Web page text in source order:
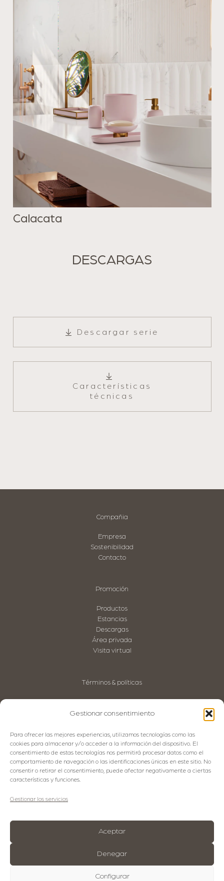
Gestionar consentimiento
Para ofrecer las mejores experiencias, utilizamos tecnologías como las
cookies para almacenar y/o acceder a la información del dispositivo. El
consentimiento de estas tecnologías nos permitirá procesar datos como el
comportamiento de navegación o las identificaciones únicas en este sitio. No
consentir o retirar el consentimiento, puede afectar negativamente a ciertas
características y funciones.
Gestionar los servicios
Aceptar
Denegar
Configurar
Calacata
Nairobi
DESCARGAS
Descargar serie
Características
técnicas
Compañia
Empresa
Sostenibilidad
Contacto
Promoción
Productos
Estancias
Descargas
Área privada
Visita virtual
Términos & políticas
Política de privacidad
Política de Calidad
Código Ético
Idiomas